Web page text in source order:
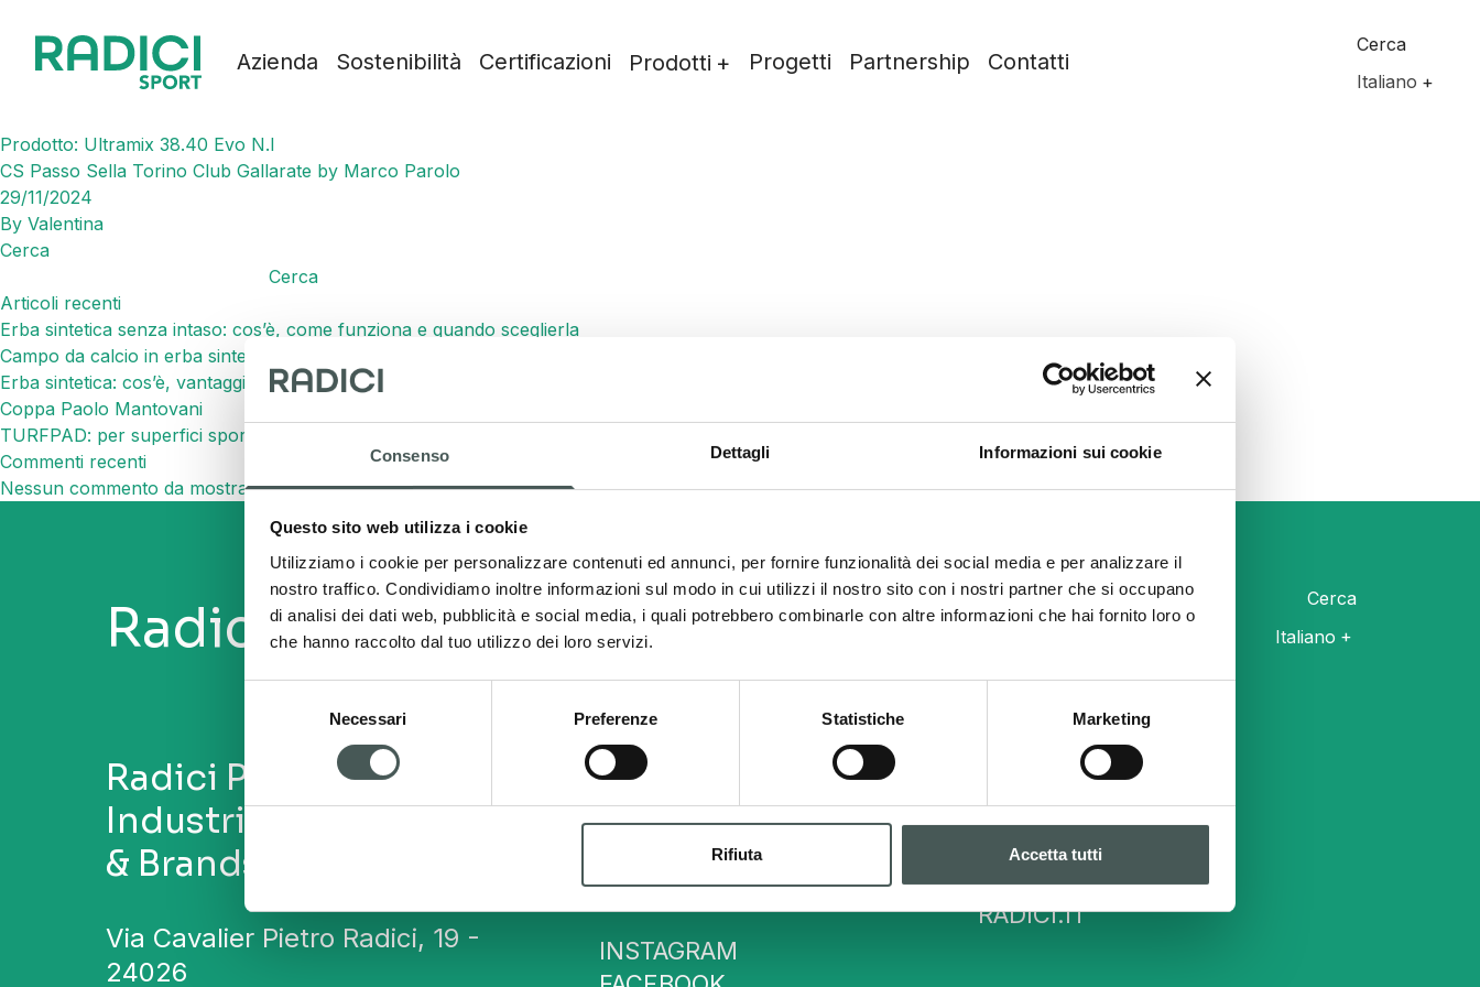
Consenso Dettagli Informazioni sui cookie
Questo sito web utilizza i cookie
Utilizziamo i cookie per personalizzare contenuti ed annunci, per fornire funzionalità dei social media e per analizzare il
nostro traffico. Condividiamo inoltre informazioni sul modo in cui utilizzi il nostro sito con i nostri partner che si occupano
di analisi dei dati web, pubblicità e social media, i quali potrebbero combinarle con altre informazioni che hai fornito loro o
che hanno raccolto dal tuo utilizzo dei loro servizi.
Necessari Preferenze Statistiche Marketing
Rifiuta Accetta tutti
Azienda Sostenibilità Certificazioni Prodotti Progetti Partnership Contatti
Cerca
Italiano
Prodotto: Ultramix 38.40 Evo N.I
CS Passo Sella Torino Club Gallarate by Marco Parolo
29/11/2024
By Valentina
Cerca
Cerca
Articoli recenti
Erba sintetica senza intaso: cos’è, come funziona e quando sceglierla
Campo da calcio in erba sintetica: caratteristiche e vantaggi
Erba sintetica: cos’è, vantaggi, utilizzi e come scegliere quella giusta
Coppa Paolo Mantovani
TURFPAD: per superfici sportive più fresche ed efficienti
Commenti recenti
Nessun commento da mostrare.
Radici Sport
Cerca
Italiano
Radici Pietro
Industries
& Brands S.p.A.
Via Cavalier Pietro Radici, 19 -
24026
Contatti
(+39) 035724242
info@radicisport.it
INSTAGRAM
Link utili
NEWS
INVESTOR RELATIONS
RADICI.IT